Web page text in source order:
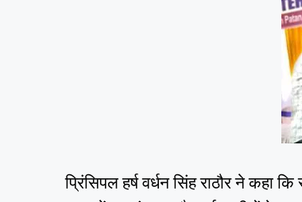
प्रिंसिपल हर्ष वर्धन सिंह राठौर ने